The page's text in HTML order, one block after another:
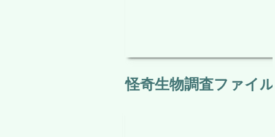
怪奇生物調査ファイ